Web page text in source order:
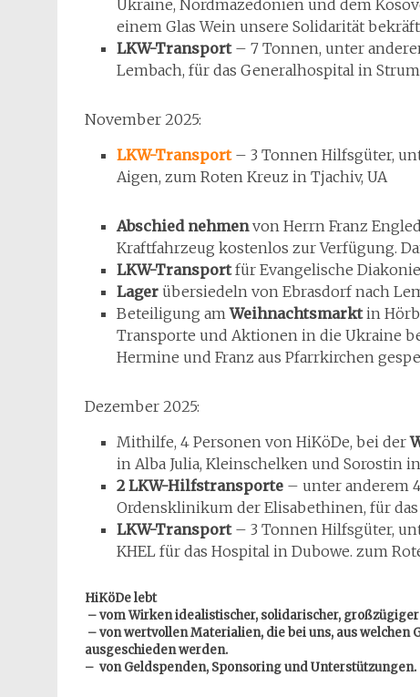
Ukraine, Nordmazedonien und dem
einem Glas Wein unsere Solidarität
LKW-Transport – 7 Tonnen, unter
Lembach, für das Generalhospital in
November 2025:
LKW-Transport– 3 Tonnen Hilfsgüter,
Aigen, zum Roten Kreuz in Tjachiv, UA
Abschied nehmenvon Herrn Franz
Kraftfahrzeug kostenlos zur Verfügung.
LKW-Transportfür Evangelische
Lager übersiedeln von Ebrasdorf nach
Beteiligung amWeihnachtsmarktin
Transporte und Aktionen in die Ukraine
Hermine und Franz aus Pfarrkirchen
Dezember 2025:
Mithilfe, 4 Personen von HiKöDe, bei der
in Alba Julia, Kleinschelken und Sorostin
2 LKW-Hilfstransporte – unter anderem
Ordensklinikum der Elisabethinen, für
LKW-Transport– 3 Tonnen Hilfsgüter,
KHEL für das Hospital in Dubowe. zum
HiKöDe lebt
– vom Wirken idealistischer, solidarischer,
– von wertvollen Materialien, die bei uns, aus
ausgeschieden werden.
– von Geldspenden, Sponsoring und Unterstützungen.